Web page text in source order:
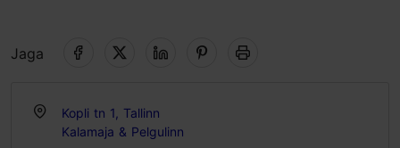
Jaga
Kopli tn 1, Tallinn
Kalamaja & Pelgulinn